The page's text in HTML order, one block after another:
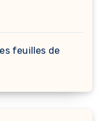
feuilles de